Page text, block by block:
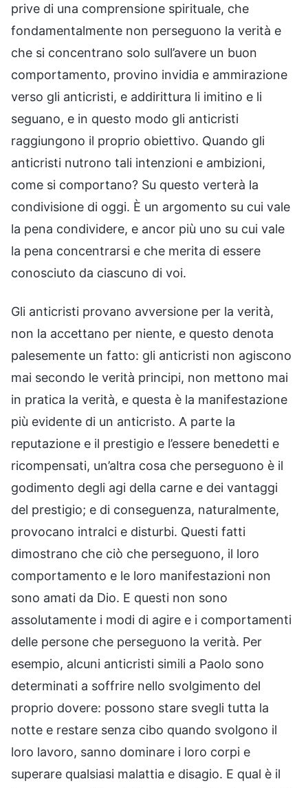
prive di una comprensione spirituale, che
fondamentalmente non perseguono la verità e
che si concentrano solo sull’avere un buon
comportamento, provino invidia e ammirazione
verso gli anticristi, e addirittura li imitino e li
seguano, e in questo modo gli anticristi
raggiungono il proprio obiettivo. Quando gli
anticristi nutrono tali intenzioni e ambizioni,
come si comportano? Su questo verterà la
condivisione di oggi. È un argomento su cui vale
la pena condividere, e ancor più uno su cui vale
la pena concentrarsi e che merita di essere
conosciuto da ciascuno di voi.
Gli anticristi provano avversione per la verità,
non la accettano per niente, e questo denota
palesemente un fatto: gli anticristi non agiscono
mai secondo le verità principi, non mettono mai
in pratica la verità, e questa è la manifestazione
più evidente di un anticristo. A parte la
reputazione e il prestigio e l’essere benedetti e
ricompensati, un’altra cosa che perseguono è il
godimento degli agi della carne e dei vantaggi
del prestigio; e di conseguenza, naturalmente,
provocano intralci e disturbi. Questi fatti
dimostrano che ciò che perseguono, il loro
comportamento e le loro manifestazioni non
sono amati da Dio. E questi non sono
assolutamente i modi di agire e i comportamenti
delle persone che perseguono la verità. Per
esempio, alcuni anticristi simili a Paolo sono
determinati a soffrire nello svolgimento del
proprio dovere: possono stare svegli tutta la
notte e restare senza cibo quando svolgono il
loro lavoro, sanno dominare i loro corpi e
superare qualsiasi malattia e disagio. E qual è il